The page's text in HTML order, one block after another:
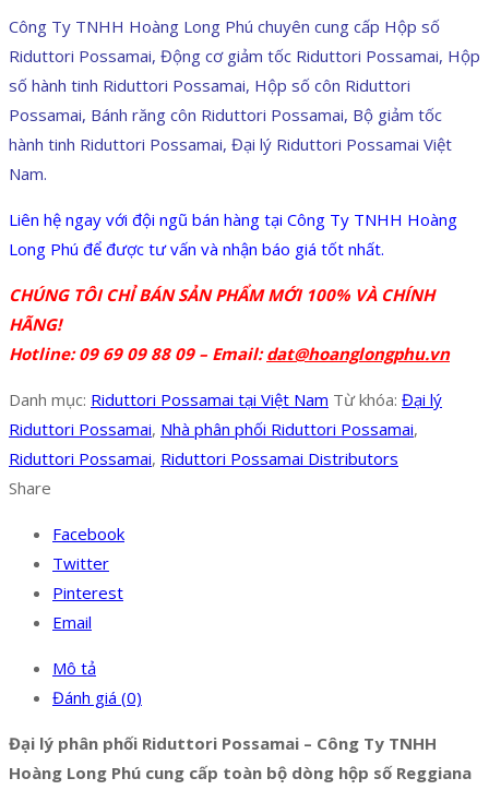
Công Ty TNHH Hoàng Long Phú chuyên cung cấp Hộp số
Riduttori Possamai, Động cơ giảm tốc Riduttori Possamai, Hộp
số hành tinh Riduttori Possamai, Hộp số côn Riduttori
Possamai, Bánh răng côn Riduttori Possamai, Bộ giảm tốc
hành tinh Riduttori Possamai, Đại lý Riduttori Possamai Việt
Nam.
Liên hệ ngay với đội ngũ bán hàng tại Công Ty TNHH Hoàng
Long Phú để được tư vấn và nhận báo giá tốt nhất.
CHÚNG TÔI CHỈ BÁN SẢN PHẨM MỚI 100% VÀ CHÍNH
HÃNG!
Hotline: 09 69 09 88 09 – Email:dat@hoanglongphu.vn
Danh mục: Riduttori Possamai tại Việt Nam Từ khóa: Đại lý
Riduttori Possamai, Nhà phân phối Riduttori Possamai,
Riduttori Possamai, Riduttori Possamai Distributors
Share
Facebook
Twitter
Pinterest
Email
Mô tả
Đánh giá (0)
Đại lý phân phối Riduttori Possamai – Công Ty TNHH
Hoàng Long Phú cung cấp toàn bộ dòng hộp số Reggiana